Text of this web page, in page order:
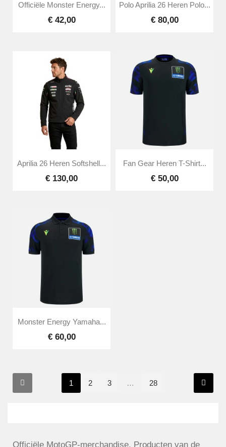
Officiële Monster Energy...
€ 42,00
Polo Aprilia 26 Heren Polo...
€ 80,00
Aprilia 26 Heren Softshell...
€ 130,00
Fan Gear Heren T-Shirt...
€ 50,00
Monster Energy Yamaha...
€ 60,00
1 2 3 … 28
Officiële MotoGP-merchandise. Producten van de